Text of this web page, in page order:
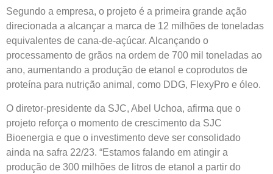
Segundo a empresa, o projeto é a primeira grande ação
direcionada a alcançar a marca de 12 milhões de toneladas
equivalentes de cana-de-açúcar. Alcançando o
processamento de grãos na ordem de 700 mil toneladas ao
ano, aumentando a produção de etanol e coprodutos de
proteína para nutrição animal, como DDG, FlexyPro e óleo.
O diretor-presidente da SJC, Abel Uchoa, afirma que o
projeto reforça o momento de crescimento da SJC
Bioenergia e que o investimento deve ser consolidado
ainda na safra 22/23. “Estamos falando em atingir a
produção de 300 milhões de litros de etanol a partir do